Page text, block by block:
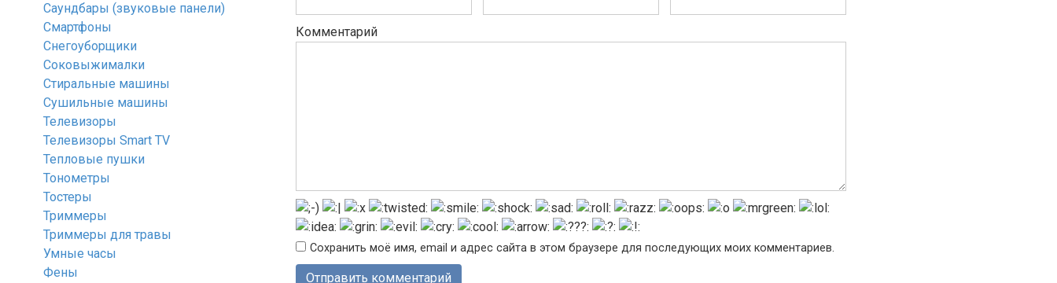
Комментарий
Сохранить моё имя, email и адрес сайта в этом браузере для последующих моих комментариев.
Саундбары (звуковые панели)
Смартфоны
Снегоуборщики
Соковыжималки
Стиральные машины
Сушильные машины
Телевизоры
Телевизоры Smart TV
Тепловые пушки
Тонометры
Тостеры
Триммеры
Триммеры для травы
Умные часы
Фены